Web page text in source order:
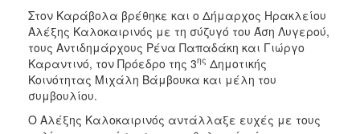
ΗΡΑΚΛΕΙΟ
Στον Καράβολα βρέθηκε και ο Δήμαρχος Ηρακλείου
Αλέξης Καλοκαιρινός με τη σύζυγό του Άση Λυγερού,
τους Αντιδημάρχους Ρένα Παπαδάκη και Γιώργο
Καραντινό, τον Πρόεδρο της 3ης Δημοτικής
Κοινότητας Μιχάλη Βάμβουκα και μέλη του
συμβουλίου.
Ο Αλέξης Καλοκαιρινός αντάλλαξε ευχές με τους